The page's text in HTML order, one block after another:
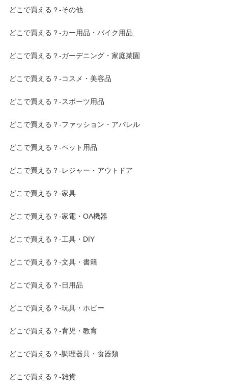
どこで買える？-その他
どこで買える？-カー用品・バイク用品
どこで買える？-ガーデニング・家庭菜園
どこで買える？-コスメ・美容品
どこで買える？-スポーツ用品
どこで買える？-ファッション・アパレル
どこで買える？-ペット用品
どこで買える？-レジャー・アウトドア
どこで買える？-家具
どこで買える？-家電・OA機器
どこで買える？-工具・DIY
どこで買える？-文具・書籍
どこで買える？-日用品
どこで買える？-玩具・ホビー
どこで買える？-育児・教育
どこで買える？-調理器具・食器類
どこで買える？-雑貨